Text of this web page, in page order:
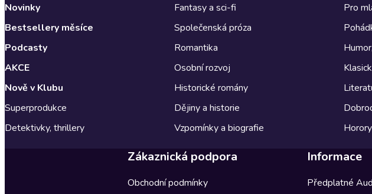
Novinky
Bestsellery měsíce
Podcasty
AKCE
Nově v Klubu
Superprodukce
Detektivky, thrillery
Fantasy a sci-fi
Společenská próza
Romantika
Osobní rozvoj
Historické romány
Dějiny a historie
Vzpomínky a biografie
Pro
Zákaznická podpora
Obchodní podmínky
Informace
Předplatné